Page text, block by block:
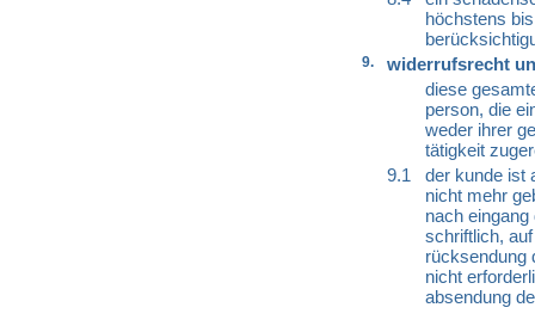
höchstens
9.
widerrufsrecht
diese
person, die
weder ihrer
tätigkeit
9.1
der kunde ist
nicht mehr
nach
schriftlich,
rücksendung
nicht
absendung